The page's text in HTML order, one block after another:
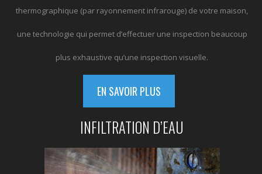
thermographique (par rayonnement infrarouge) de votre maison,
une technologie qui permet d’effectuer une inspection beaucoup
plus exhaustive qu’une inspection visuelle.
EN SAVOIR PLUS
INFILTRATION D’EAU